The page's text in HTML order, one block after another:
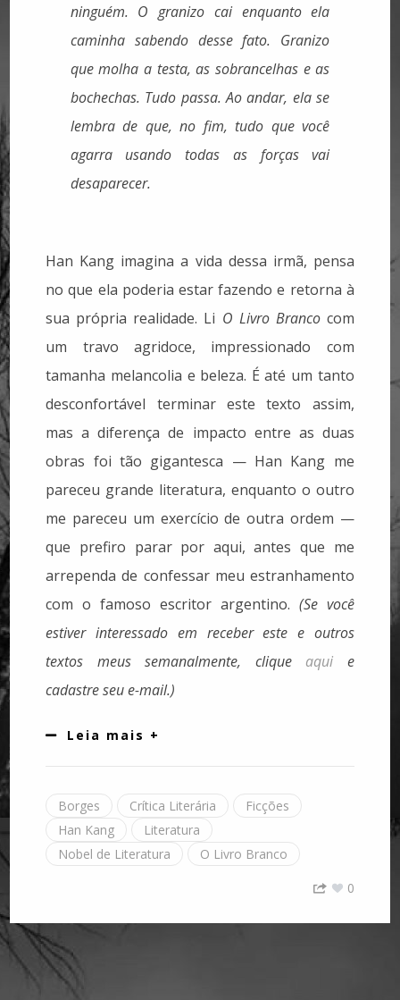
ninguém. O granizo cai enquanto ela
caminha sabendo desse fato. Granizo
que molha a testa, as sobrancelhas e as
bochechas. Tudo passa. Ao andar, ela se
lembra de que, no fim, tudo que você
agarra usando todas as forças vai
desaparecer.
Han Kang imagina a vida dessa irmã, pensa
no que ela poderia estar fazendo e retorna à
sua própria realidade. Li O Livro Brancocom
um travo agridoce, impressionado com
tamanha melancolia e beleza. É até um tanto
desconfortável terminar este texto assim,
mas a diferença de impacto entre as duas
obras foi tão gigantesca — Han Kang me
pareceu grande literatura, enquanto o outro
me pareceu um exercício de outra ordem —
que prefiro parar por aqui, antes que me
arrependa de confessar meu estranhamento
com o famoso escritor argentino. (Se você
estiver interessado em receber este e outros
textos meus semanalmente, clique aqui e
cadastre seu e-mail.)
Leia mais +
Borges Crítica Literária
Ficções
Han Kang
Literatura
Nobel de Literatura
O Livro Branco
0